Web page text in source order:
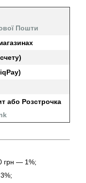
Пошти
або Розстрочка
грн — 1%;